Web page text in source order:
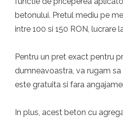
betonului. Pretul mediu pe
intre 100 si 150 RON, lucrare
Pentru un pret exact pentru
dumneavoastra, va rugam
este gratuita si fara
In plus, acest beton cu